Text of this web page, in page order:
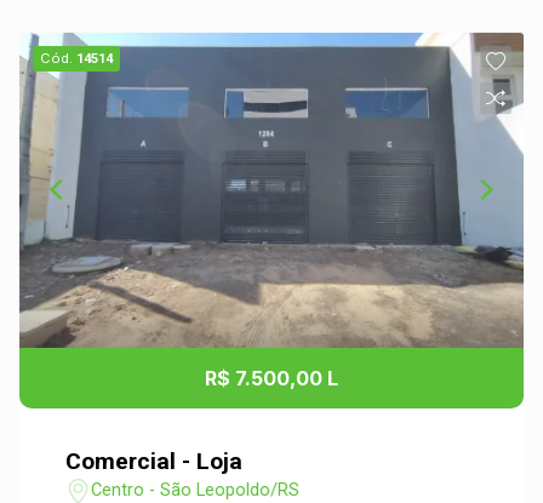
Cód. 14514
R$ 7.500,00 L
Comercial - Loja
Centro - São Leopoldo/RS